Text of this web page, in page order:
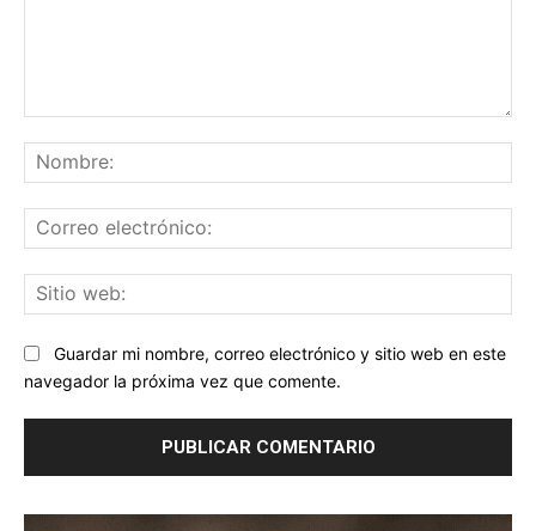
Guardar mi nombre, correo electrónico y sitio web en este
navegador la próxima vez que comente.